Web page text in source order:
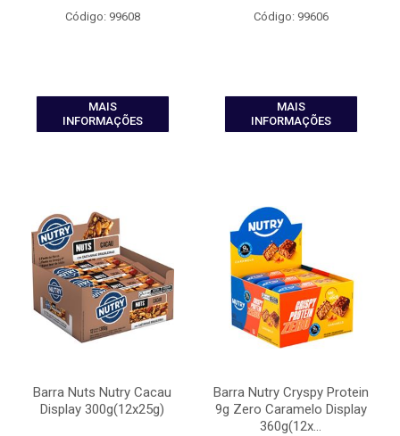
Código: 99608
MAIS
INFORMAÇÕES
Código: 99606
MAIS
INFORMAÇÕES
Barra Nuts Nutry Cacau
Display 300g(12x25g)
Barra Nutry Cryspy Protein
9g Zero Caramelo Display
360g(12x...